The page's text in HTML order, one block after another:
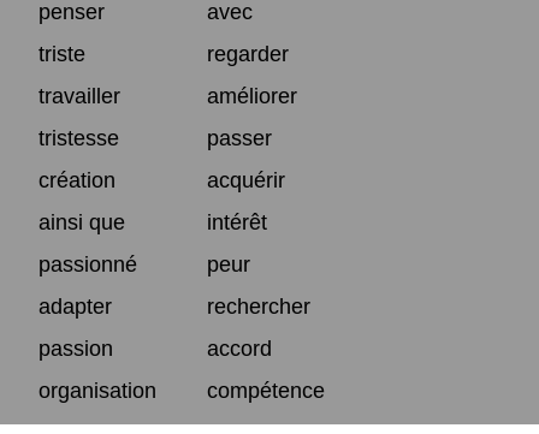
penser
avec
triste
regarder
travailler
améliorer
tristesse
passer
création
acquérir
ainsi que
intérêt
passionné
peur
adapter
rechercher
passion
accord
organisation
compétence